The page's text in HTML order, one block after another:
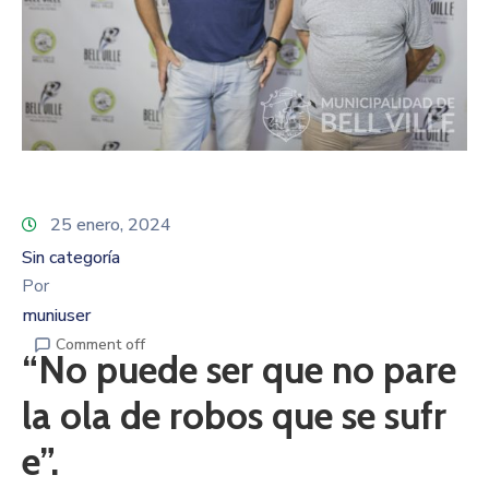
25 enero, 2024
Sin categoría
Por
muniuser
Comment off
“No puede ser que no pare
la ola de robos que se sufr
e”.